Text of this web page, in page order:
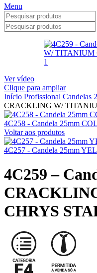
Menu
Ver vídeo
Clique para ampliar
Início Profissional Candelas
CRACKLING W/
4C258 - Candela 25mm
Voltar aos produtos
4C257 - Candela 25mm
4C259 –
CHRYS